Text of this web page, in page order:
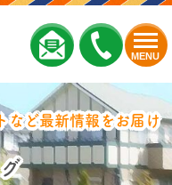
MENU
など最新情報をお届け